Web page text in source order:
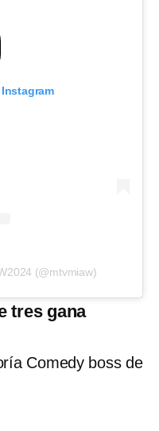
(@mtvmiaw)
tres gana
Comedy boss de